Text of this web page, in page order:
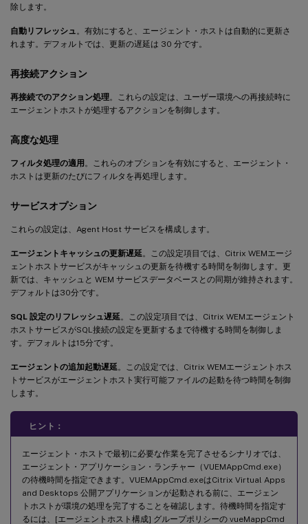
除します。
自動リフレッシュ 。有効にすると、エージェント・ホストは自動的に更新さ
れます。デフォルトでは、更新の遅延は 30 分です。
再接続アクション
再接続でのアクション処理。これらの設定は、ユーザー環境への再接続時に
エージェントホストが処理するアクションを制御します。
高度な処理
フィルタ処理の適用 。これらのオプションを有効にすると、エージェント・
ホストは更新のたびにフィルタを再処理します。
サービスオプション
これらの設定は、Agent Host サービスを構成します。
エージェントキャッシュの更新遅延 。この設定項目では、Citrix WEMエージ
ェントホストサービスがキャッシュの更新を待機する時間を制御します。更
新では、キャッシュと WEM サービスデータベースとの同期が維持されます。
デフォルトは30分です。
SQL 設定のリフレッシュ遅延 。この設定項目では、Citrix WEMエージェント
ホストサービスがSQL接続の設定を更新するまで待機する時間を制御しま
す。デフォルトは15分です。
エージェントの追加起動遅延 。この設定では、Citrix WEMエージェントホス
トサービスがエージェントホスト実行可能ファイルの起動を待つ時間を制御
します。
ヒント：
エージェント・ホストで最初に必要な作業を完了させるシナリオでは、
エージェント・アプリケーション・ランチャー（VUEMAppCmd.exe）
の待機時間を指定できます。VUEMAppCmd.exeはCitrix Virtual Apps
and Desktops 公開アプリケーションが起動される前に、エージェン
トホストが環境の処理を完了することを確認します。待機時間を指定す
るには、[エージェントホスト構成] グループポリシーの vueMappCmd